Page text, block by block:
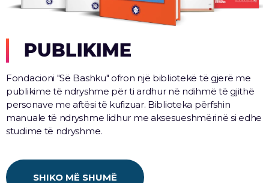
PUBLIKIME
Fondacioni "Së Bashku" ofron një bibliotekë të gjerë me
publikime të ndryshme për ti ardhur në ndihmë të gjithë
personave me aftësi të kufizuar. Biblioteka përfshin
manuale të ndryshme lidhur me aksesueshmërinë si edhe
studime të ndryshme.
SHIKO MË SHUMË